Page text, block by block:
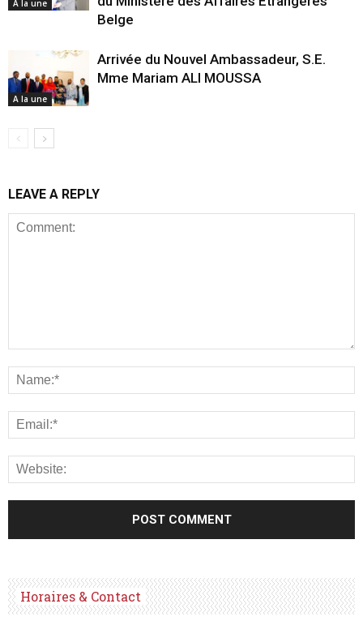
A la une
Belge
A la une
Arrivée du Nouvel Ambassadeur, S.E.
Mme Mariam ALI MOUSSA
LEAVE A REPLY
Horaires & Contact